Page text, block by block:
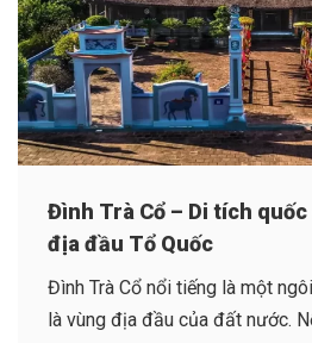
Đình Trà Cổ – Di tích
địa đầu Tổ Quốc
Đình Trà Cổ nổi tiếng là một
là vùng địa đầu của đất nước.